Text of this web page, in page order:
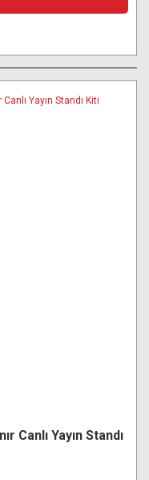
Canlı Yayın Standı